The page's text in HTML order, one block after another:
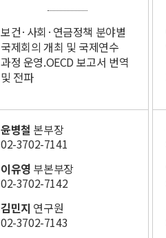
보건·사회·연금정책​ 분야별
국제회의 개최​ 및 국제연수
과정 운영.​OECD 보고서 번역​
및 전파​
윤병철 본부장
02-3702-7141​
이유영 부본부장
02-3702-7142​
김민지 연구원​
02-3702-7143​